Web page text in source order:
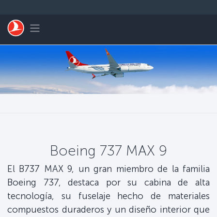
Toggle navigation
Boeing 737 MAX 9
El B737 MAX 9, un gran miembro de la familia
Boeing 737, destaca por su cabina de alta
tecnología, su fuselaje hecho de materiales
compuestos duraderos y un diseño interior que